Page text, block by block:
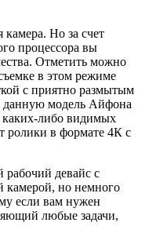
камера. Но за счет
процессора вы
Отметить можно
в этом режиме
с приятно размытым
данную модель Айфона
каких-либо видимых
ролики в формате 4К с
девайс с
но немного
если вам нужен
любые задачи,